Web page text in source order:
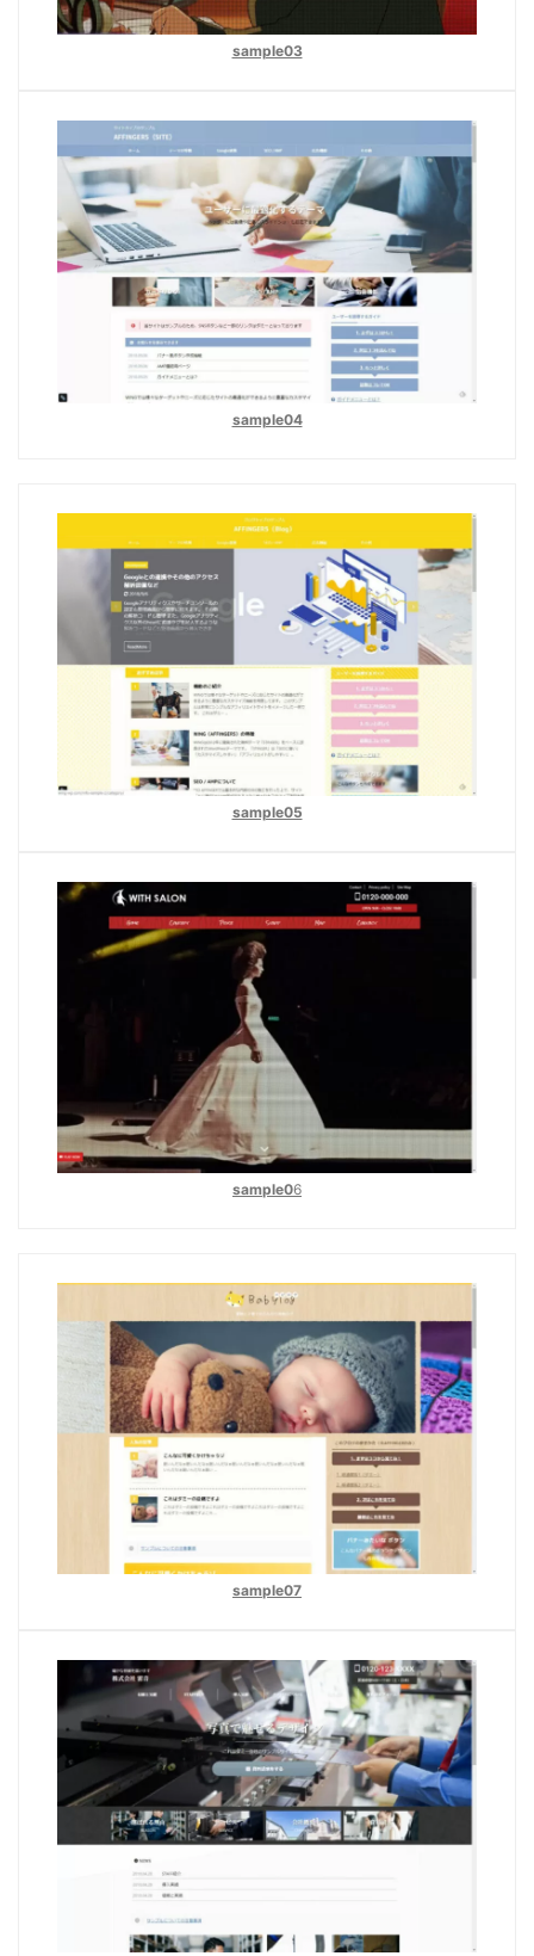
sample03
sample04
sample05
sample06
sample07